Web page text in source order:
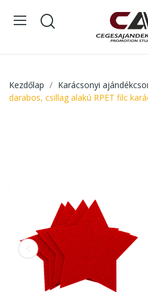
Kezdőlap Karácsonyi
darabos, csillag alakú RPET filc